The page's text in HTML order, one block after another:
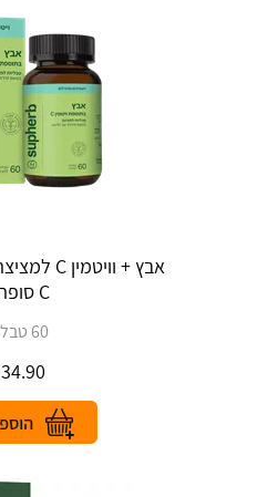
C סופהרב
60 טבליות
34.90